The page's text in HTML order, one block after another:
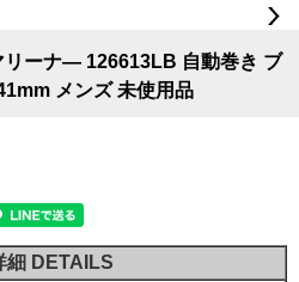
リーナ― 126613LB 自動巻き ブ
メンズ 未使用品
細 DETAILS